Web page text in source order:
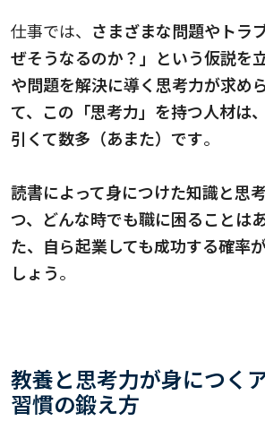
仕事では、 さまざまな問題やトラ
ぜそうなるのか？」という仮説を
や問題を解決に導く思考力が求め
て、この「思考力」を持つ人材は
引くて数多（あまた）です。
読書によって身につけた知識と思
つ、どんな時でも職に困ることは
た、自ら起業しても成功する確率
しょう。
教養と思考力が身につく
習慣の鍛え方